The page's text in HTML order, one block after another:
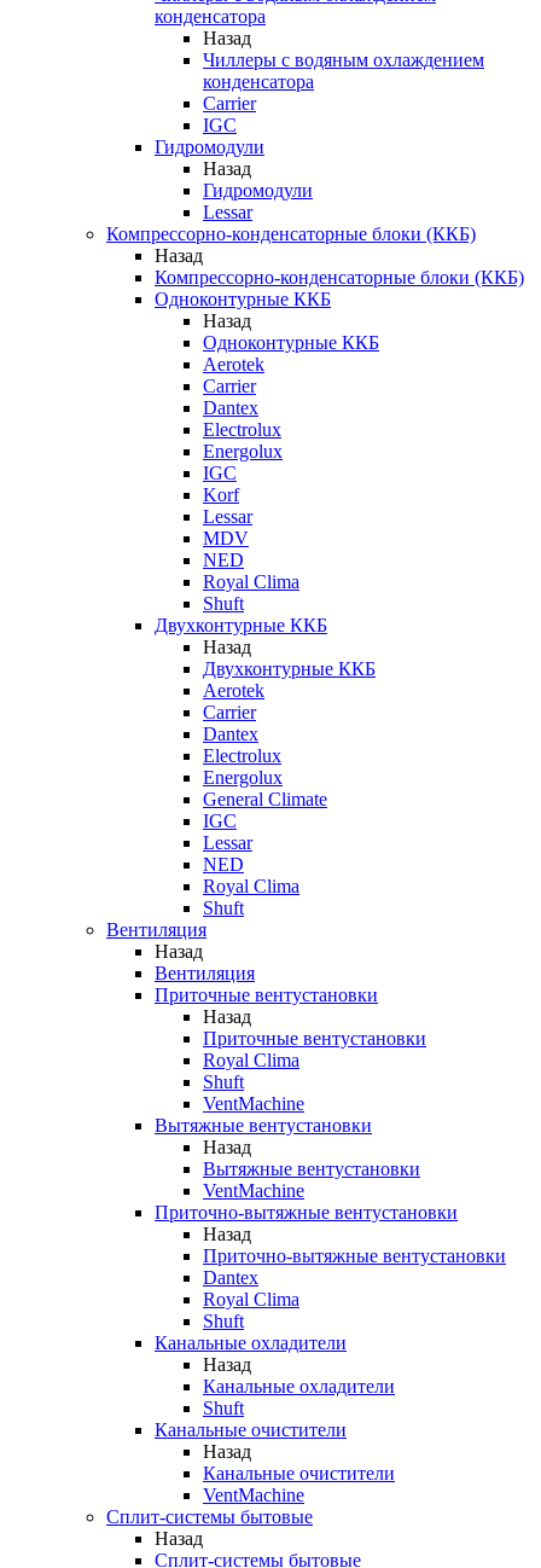
конденсатора
Назад
Чиллеры с водяным охлаждением
конденсатора
Carrier
IGC
Гидромодули
Назад
Гидромодули
Lessar
Компрессорно-конденсаторные блоки (ККБ)
Назад
Компрессорно-конденсаторные блоки (ККБ)
Одноконтурные ККБ
Назад
Одноконтурные ККБ
Aerotek
Carrier
Dantex
Electrolux
Energolux
IGC
Korf
Lessar
MDV
NED
Royal Clima
Shuft
Двухконтурные ККБ
Назад
Двухконтурные ККБ
Aerotek
Carrier
Dantex
Electrolux
Energolux
General Climate
IGC
Lessar
NED
Royal Clima
Shuft
Вентиляция
Назад
Вентиляция
Приточные вентустановки
Назад
Приточные вентустановки
Royal Clima
Shuft
VentMachine
Вытяжные вентустановки
Назад
Вытяжные вентустановки
VentMachine
Приточно-вытяжные вентустановки
Назад
Приточно-вытяжные вентустановки
Dantex
Royal Clima
Shuft
Канальные охладители
Назад
Канальные охладители
Shuft
Канальные очистители
Назад
Канальные очистители
VentMachine
Сплит-системы бытовые
Назад
Сплит-системы бытовые